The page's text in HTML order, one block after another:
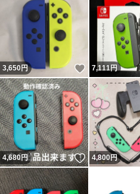
3,650円 いいね！
7,111円
4,680円 いいね！
4,800円